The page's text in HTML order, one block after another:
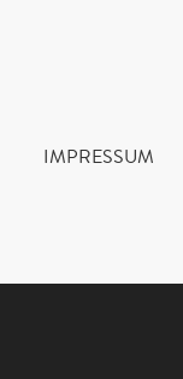
IMPRESSUM